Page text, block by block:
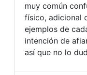
muy común
físico, adicional
ejemplos de
intención de
así que no lo